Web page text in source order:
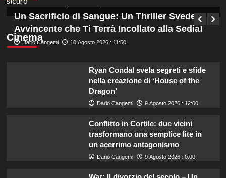
Germana Bevilacqua
Cinema
Un Sacrificio di Sangue: Un Thriller Svedese
Avvincente che Ti Terrà Incollato alla Sedia!
Dario Cangemi 10 Agosto 2026 : 11:50
Ryan Condal svela segreti e sfide
nella creazione di ‘House of the
Dragon’
Dario Cangemi 9 Agosto 2026 : 12:00
Conflitto in Cortile: due vicini
trasformano una semplice lite in
un acerrimo antagonismo
Dario Cangemi 9 Agosto 2026 : 0:00